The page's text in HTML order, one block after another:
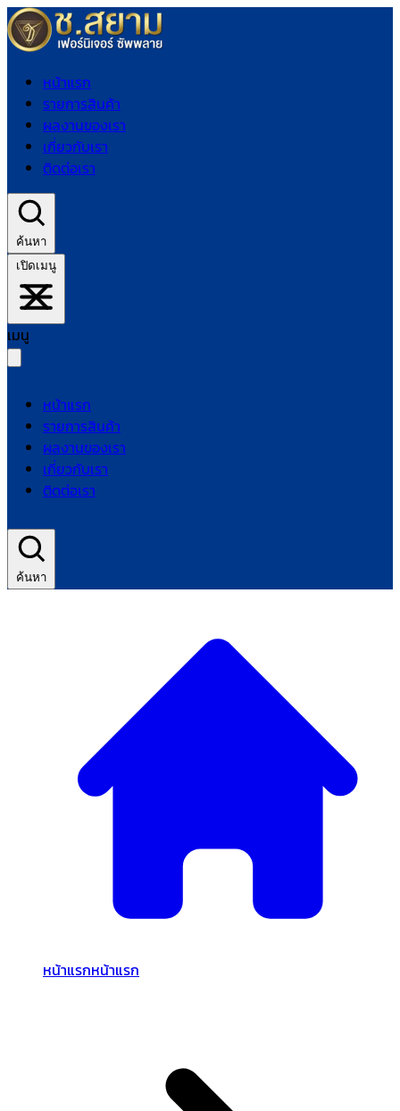
หน้าแรก
รายการสินค้า
ผลงานของเรา
เกี่ยวกับเรา
ติดต่อเรา
ค้นหา
เปิดเมนู
เมนู
หน้าแรก
รายการสินค้า
ผลงานของเรา
เกี่ยวกับเรา
ติดต่อเรา
ค้นหา
หน้าแรกหน้าแรก